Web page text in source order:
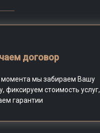
договор
момента мы забираем Вашу
фиксируем стоимость услуг,
гарантии